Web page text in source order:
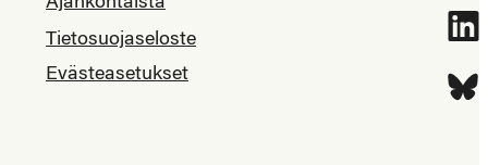
Tietosuojaseloste
Evästeasetukset